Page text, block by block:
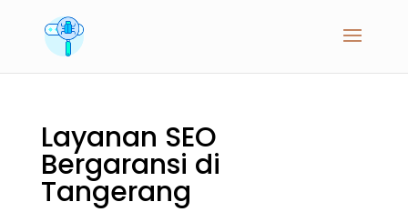
Layanan SEO
Bergaransi di
Tangerang